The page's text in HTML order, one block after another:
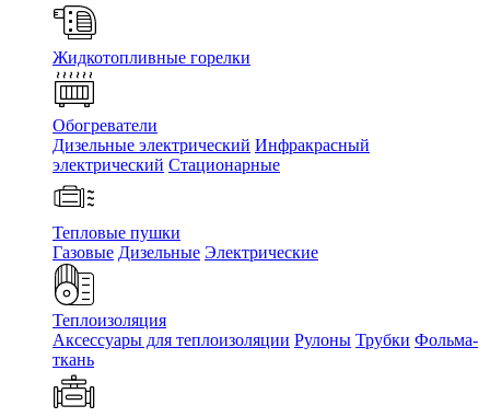
Жидкотопливные горелки
Обогреватели
Дизельные электрический Инфракрасный
электрический Стационарные
Тепловые пушки
Газовые Дизельные Электрические
Теплоизоляция
Аксессуары для теплоизоляции Рулоны Трубки Фольма-
ткань